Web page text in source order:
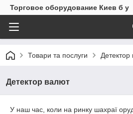
Торговое оборудование Киев б у
Товари та послуги Детектор
Детектор валют
У наш час, коли на ринку шахраї